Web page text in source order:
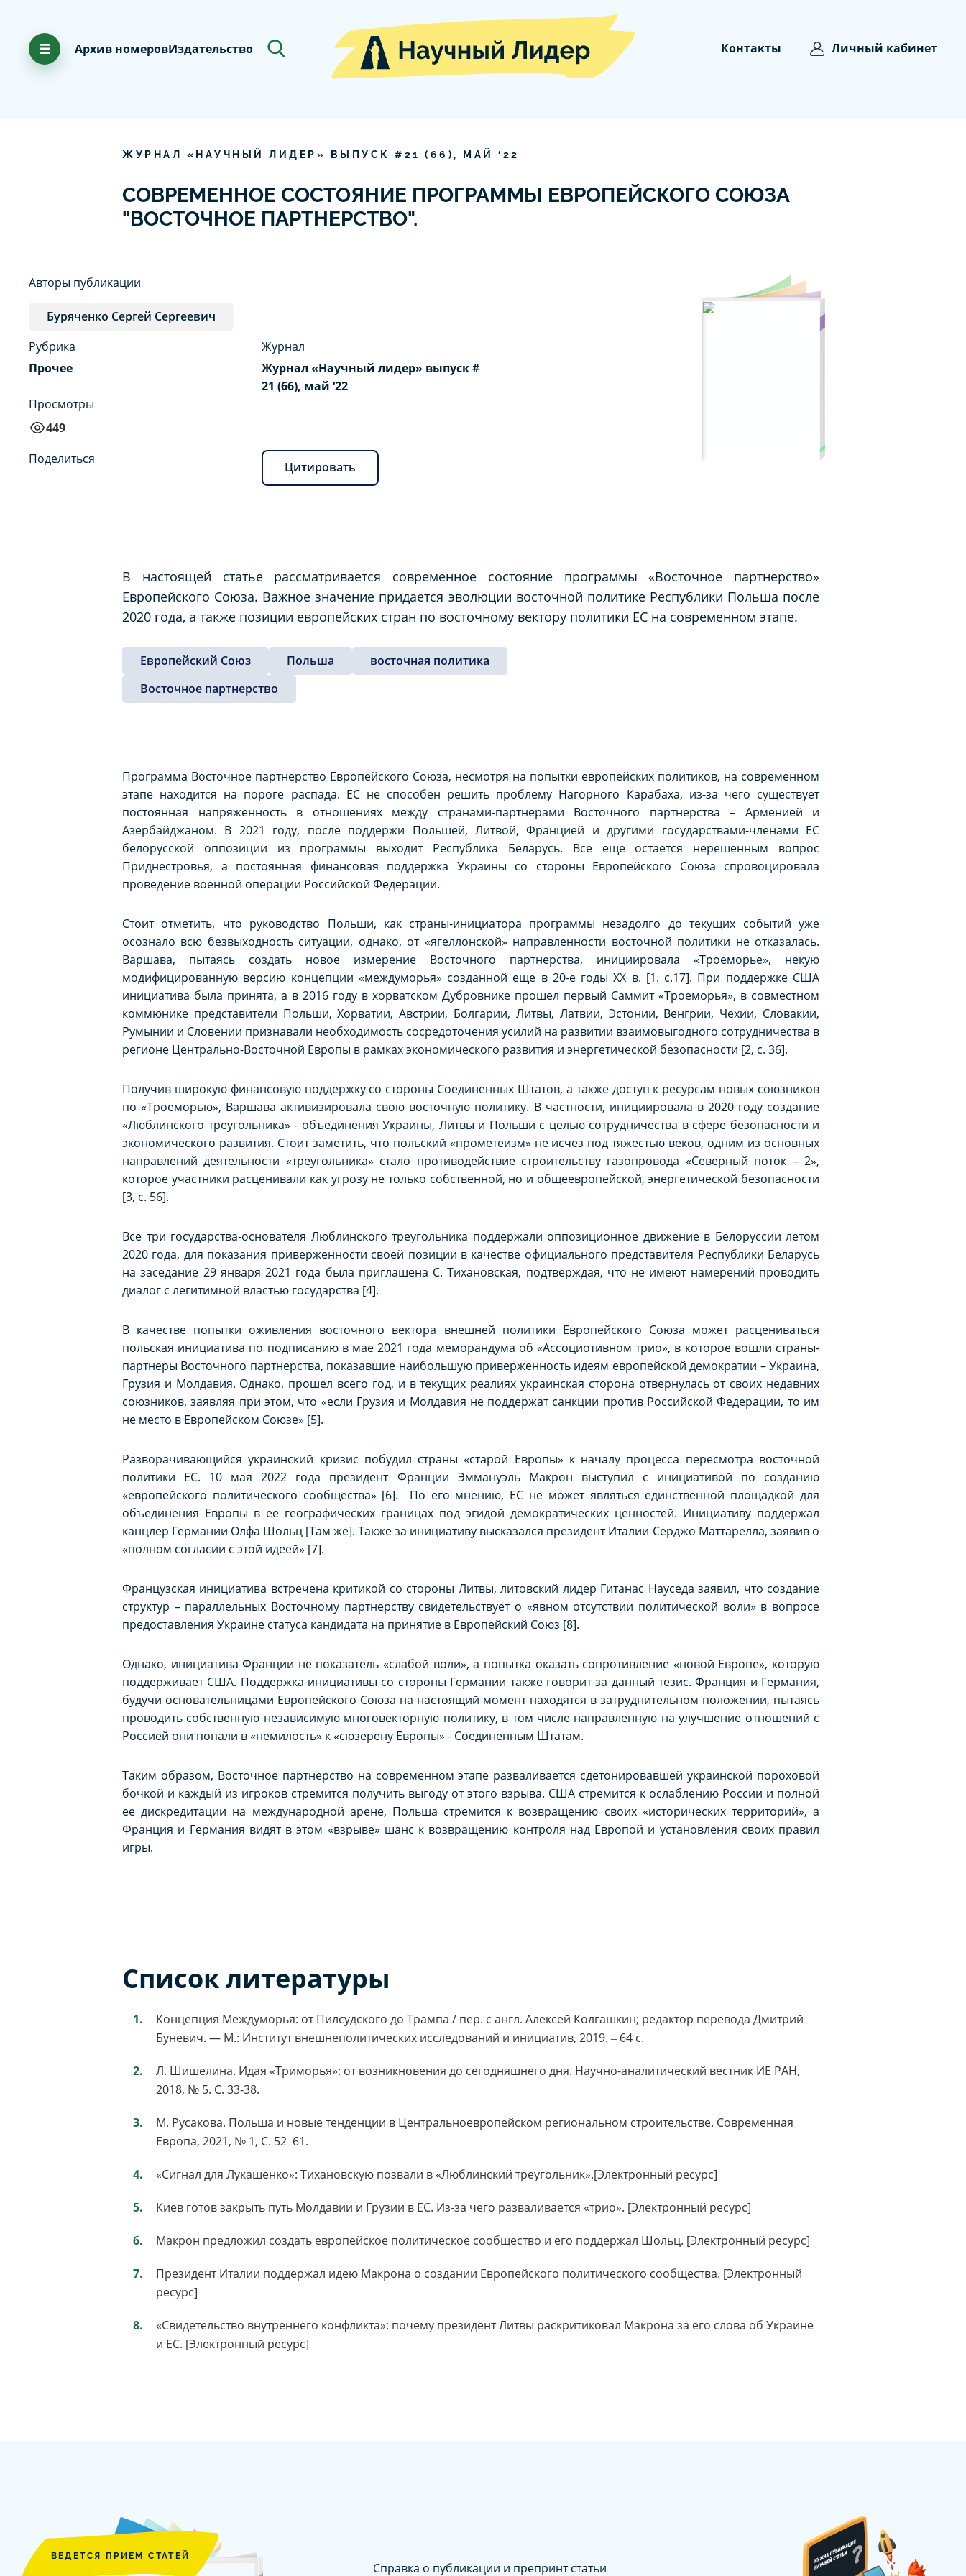
Архив номеровИздательство Контакты Личный кабинет
ЖУРНАЛ «НАУЧНЫЙ ЛИДЕР» ВЫПУСК # 21 ( 66 ), МАЙ ‘ 22
СОВРЕМЕННОЕ СОСТОЯНИЕ ПРОГРАММЫ ЕВРОПЕЙСКОГО СОЮЗА
"ВОСТОЧНОЕ ПАРТНЕРСТВО".
Авторы публикации
Буряченко Сергей Сергеевич
Рубрика
Прочее
Просмотры
449
Журнал
Журнал «Научный лидер» выпуск #
21 (66), май ‘22
Поделиться
Цитировать
В настоящей статье рассматривается современное состояние программы «Восточное партнерство»
Европейского Союза. Важное значение придается эволюции восточной политике Республики Польша после
2020 года, а также позиции европейских стран по восточному вектору политики ЕС на современном этапе.
Европейский Союз Польша
восточная политика
Восточное партнерство
Программа Восточное партнерство Европейского Союза, несмотря на попытки европейских политиков, на современном
этапе находится на пороге распада. ЕС не способен решить проблему Нагорного Карабаха, из-за чего существует
постоянная напряженность в отношениях между странами-партнерами Восточного партнерства – Арменией и
Азербайджаном. В 2021 году, после поддержи Польшей, Литвой, Францией и другими государствами-членами ЕС
белорусской оппозиции из программы выходит Республика Беларусь. Все еще остается нерешенным вопрос
Приднестровья, а постоянная финансовая поддержка Украины со стороны Европейского Союза спровоцировала
проведение военной операции Российской Федерации.
Стоит отметить, что руководство Польши, как страны-инициатора программы незадолго до текущих событий уже
осознало всю безвыходность ситуации, однако, от «ягеллонской» направленности восточной политики не отказалась.
Варшава, пытаясь создать новое измерение Восточного партнерства, инициировала «Троеморье», некую
модифицированную версию концепции «междуморья» созданной еще в 20-е годы XX в. [1. c.17]. При поддержке США
инициатива была принята, а в 2016 году в хорватском Дубровнике прошел первый Саммит «Троеморья», в совместном
коммюнике представители Польши, Хорватии, Австрии, Болгарии, Литвы, Латвии, Эстонии, Венгрии, Чехии, Словакии,
Румынии и Словении признавали необходимость сосредоточения усилий на развитии взаимовыгодного сотрудничества в
регионе Центрально-Восточной Европы в рамках экономического развития и энергетической безопасности [2, с. 36].
Получив широкую финансовую поддержку со стороны Соединенных Штатов, а также доступ к ресурсам новых союзников
по «Троеморью», Варшава активизировала свою восточную политику. В частности, инициировала в 2020 году создание
«Люблинского треугольника» - объединения Украины, Литвы и Польши с целью сотрудничества в сфере безопасности и
экономического развития. Стоит заметить, что польский «прометеизм» не исчез под тяжестью веков, одним из основных
направлений деятельности «треугольника» стало противодействие строительству газопровода «Северный поток – 2»,
которое участники расценивали как угрозу не только собственной, но и общеевропейской, энергетической безопасности
[3, с. 56].
Все три государства-основателя Люблинского треугольника поддержали оппозиционное движение в Белоруссии летом
2020 года, для показания приверженности своей позиции в качестве официального представителя Республики Беларусь
на заседание 29 января 2021 года была приглашена С. Тихановская, подтверждая, что не имеют намерений проводить
диалог с легитимной властью государства [4].
В качестве попытки оживления восточного вектора внешней политики Европейского Союза может расцениваться
польская инициатива по подписанию в мае 2021 года меморандума об «Ассоциотивном трио», в которое вошли страны-
партнеры Восточного партнерства, показавшие наибольшую приверженность идеям европейской демократии – Украина,
Грузия и Молдавия. Однако, прошел всего год, и в текущих реалиях украинская сторона отвернулась от своих недавних
союзников, заявляя при этом, что «если Грузия и Молдавия не поддержат санкции против Российской Федерации, то им
не место в Европейском Союзе» [5].
Разворачивающийся украинский кризис побудил страны «старой Европы» к началу процесса пересмотра восточной
политики ЕС. 10 мая 2022 года президент Франции Эммануэль Макрон выступил с инициативой по созданию
«европейского политического сообщества» [6]. По его мнению, ЕС не может являться единственной площадкой для
объединения Европы в ее географических границах под эгидой демократических ценностей. Инициативу поддержал
канцлер Германии Олфа Шольц [Там же]. Также за инициативу высказался президент Италии Серджо Маттарелла, заявив о
«полном согласии с этой идеей» [7].
Французская инициатива встречена критикой со стороны Литвы, литовский лидер Гитанас Науседа заявил, что создание
структур – параллельных Восточному партнерству свидетельствует о «явном отсутствии политической воли» в вопросе
предоставления Украине статуса кандидата на принятие в Европейский Союз [8].
Однако, инициатива Франции не показатель «слабой воли», а попытка оказать сопротивление «новой Европе», которую
поддерживает США. Поддержка инициативы со стороны Германии также говорит за данный тезис. Франция и Германия,
будучи основательницами Европейского Союза на настоящий момент находятся в затруднительном положении, пытаясь
проводить собственную независимую многовекторную политику, в том числе направленную на улучшение отношений с
Россией они попали в «немилость» к «сюзерену Европы» - Соединенным Штатам.
Таким образом, Восточное партнерство на современном этапе разваливается сдетонировавшей украинской пороховой
бочкой и каждый из игроков стремится получить выгоду от этого взрыва. США стремится к ослаблению России и полной
ее дискредитации на международной арене, Польша стремится к возвращению своих «исторических территорий», а
Франция и Германия видят в этом «взрыве» шанс к возвращению контроля над Европой и установления своих правил
игры.
Список литературы
Концепция Междуморья: от Пилсудского до Трампа / пер. с англ. Алексей Колгашкин; редактор перевода Дмитрий
Буневич. — М.: Институт внешнеполитических исследований и инициатив, 2019. ‒ 64 с.
Л. Шишелина. Идая «Триморья»: от возникновения до сегодняшнего дня. Научно-аналитический вестник ИЕ РАН,
2018, № 5. С. 33-38.
М. Русакова. Польша и новые тенденции в Центральноевропейском региональном строительстве. Современная
Европа, 2021, № 1, С. 52‒61.
«Сигнал для Лукашенко»: Тихановскую позвали в «Люблинский треугольник».[Электронный ресурс]
Киев готов закрыть путь Молдавии и Грузии в ЕС. Из-за чего разваливается «трио». [Электронный ресурс]
Макрон предложил создать европейское политическое сообщество и его поддержал Шольц. [Электронный ресурс]
Президент Италии поддержал идею Макрона о создании Европейского политического сообщества. [Электронный
ресурс]
«Свидетельство внутреннего конфликта»: почему президент Литвы раскритиковал Макрона за его слова об Украине
и ЕС. [Электронный ресурс]
ВЕДЕТСЯ ПРИЕМ СТАТЕЙ
Справка о публикации и препринт статьи